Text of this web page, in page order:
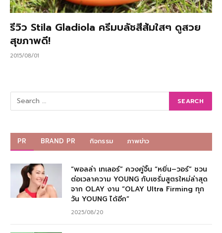
รีวิว Stila Gladiola ครีมบลัชสีส้มใสๆ ดูสวย
สุขภาพดี!
2015/08/01
PR BRAND PR กิจกรรม ภาพข่าว
“พอลล่า เทเลอร์” ควงคู่จิ้น “หยิ่น–วอร์” ชวน
ต่อเวลาความ YOUNG กับเซรั่มสูตรใหม่ล่าสุด
จาก OLAY งาน “OLAY Ultra Firming ทุก
วัน YOUNG ได้อีก”
2025/08/20